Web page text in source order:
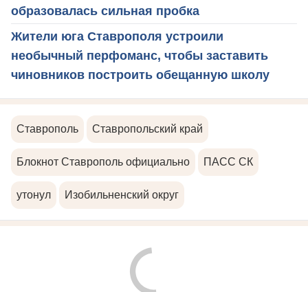
образовалась сильная пробка
Жители юга Ставрополя устроили
необычный перфоманс, чтобы заставить
чиновников построить обещанную школу
Ставрополь Ставропольский край
Блокнот Ставрополь официально ПАСС СК
утонул Изобильненский округ